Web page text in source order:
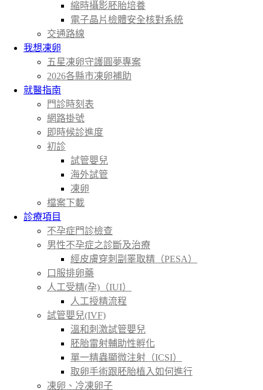
縮時攝影胚胎培養
電子晶片檢體安全核對系統
交通路線
我想凍卵
五星凍卵守護圓夢專案
2026各縣市凍卵補助
就醫指南
門診時刻表
網路掛號
即時候診進度
初診
試管嬰兒
海外試管
凍卵
檔案下載
診療項目
不孕症門診檢查
男性不孕症之診斷及治療
經皮膚穿刺副睪取精（PESA）
口服排卵藥
人工受精(孕)（IUI）
人工授精流程
試管嬰兒(IVF)
溫和刺激試管嬰兒
胚胎雷射輔助性孵化
單一精蟲顯微注射（ICSI）
取卵手術跟胚胎植入如何進行
凍卵、冷凍卵子